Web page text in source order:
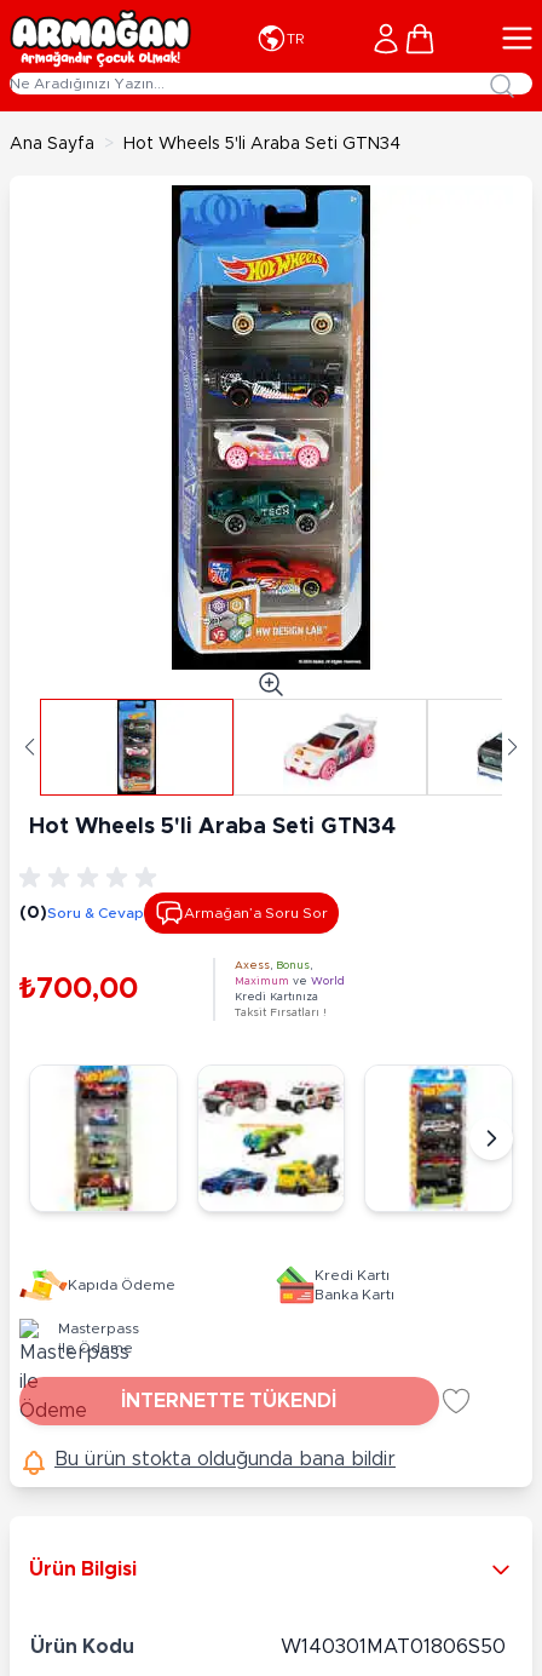
İçeriğe geç
TR Cart
Ana Sayfa > Hot Wheels 5'li Araba Seti GTN34
Hot Wheels 5'li Araba Seti GTN34
(0)Soru & Cevap Armağan’a Soru Sor
₺700,00
Axess Bonus
Maximum ve World
Kredi Kartınıza
Taksit Fırsatları !
Kapıda Ödeme
Kredi Kartı
Banka Kartı
Masterpass
ile Ödeme
İNTERNETTE TÜKENDİ
Bu ürün stokta olduğunda bana bildir
Ürün Bilgisi
Ürün Kodu W140301MAT01806S50